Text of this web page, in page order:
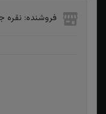
فروشنده: نقره